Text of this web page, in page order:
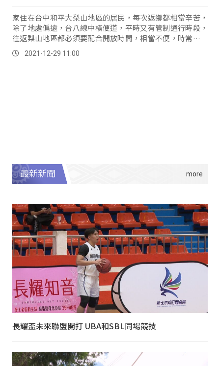
家住在台中和平大梨山地區的居民，每次返鄉都相當辛苦，
除了地處偏遠，台八線中橫便道，平時又有管制通行時段，
往返梨山地區都必須要配合開放時間，相當不便，時常讓人
望而卻步。
2021-12-29 11:00
最新新聞
長耀盃未來聯盟開打 UBA和SBL同場競技